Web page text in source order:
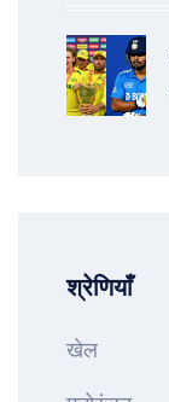
श्रेणियाँ
खेल